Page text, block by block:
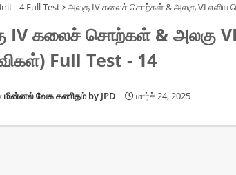
- 4 Full Test அலகு IV கலைச் சொற்கள் & அலகு VI எளிய
IV கலைச் சொற்கள் & அலகு VI
Full Test - 14
மின்னல் வேக கணிதம் by JPD மார்ச் 24, 2025